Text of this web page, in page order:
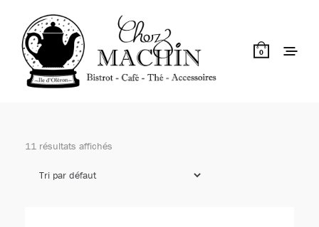
0
11 résultats affichés